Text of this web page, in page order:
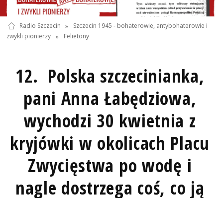
Radio Szczecin »
Szczecin 1945 - bohaterowie, antybohaterowie i
zwykli pionierzy » Felietony
12. Polska szczecinianka,
pani Anna Łabędziowa,
wychodzi 30 kwietnia z
kryjówki w okolicach Placu
Zwycięstwa po wodę i
nagle dostrzega coś, co ją